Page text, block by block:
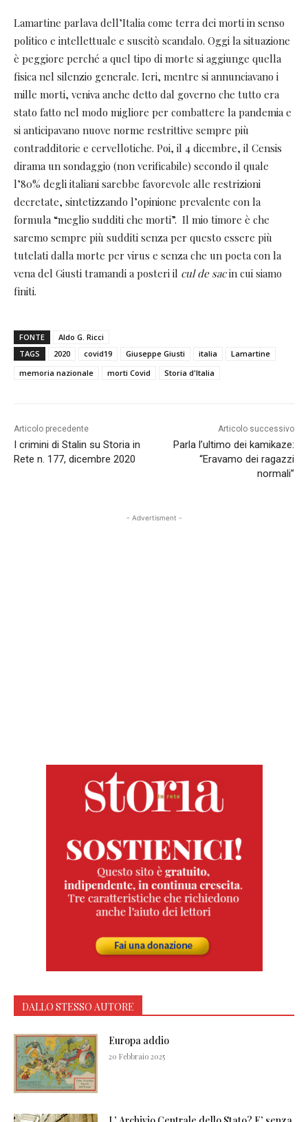
Lamartine parlava dell’Italia come terra dei morti in senso
politico e intellettuale e suscitò scandalo. Oggi la situazione
è peggiore perché a quel tipo di morte si aggiunge quella
fisica nel silenzio generale. Ieri, mentre si annunciavano i
mille morti, veniva anche detto dal governo che tutto era
stato fatto nel modo migliore per combattere la pandemia e
si anticipavano nuove norme restrittive sempre più
contradditorie e cervellotiche. Poi, il 4 dicembre, il Censis
dirama un sondaggio (non verificabile) secondo il quale
l’80% degli italiani sarebbe favorevole alle restrizioni
decretate, sintetizzando l’opinione prevalente con la
formula “meglio sudditi che morti”. Il mio timore è che
saremo sempre più sudditi senza per questo essere più
tutelati dalla morte per virus e senza che un poeta con la
vena del Giusti tramandi a posteri il cul de sacin cui siamo
finiti.
FONTE
Aldo G. Ricci
TAGS
2020 covid19 Giuseppe Giusti italia
Lamartine
memoria nazionale
morti Covid Storia d'Italia
Articolo precedente
I crimini di Stalin su Storia in
Rete n. 177, dicembre 2020
Articolo successivo
Parla l’ultimo dei kamikaze:
“Eravamo dei ragazzi
normali”
- Advertisment -
DALLO STESSO AUTORE
Europa addio
20 Febbraio 2025